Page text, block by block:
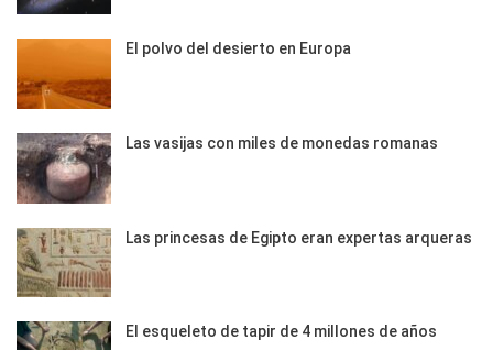
El polvo del desierto en Europa
Las vasijas con miles de monedas romanas
Las princesas de Egipto eran expertas arqueras
El esqueleto de tapir de 4 millones de años